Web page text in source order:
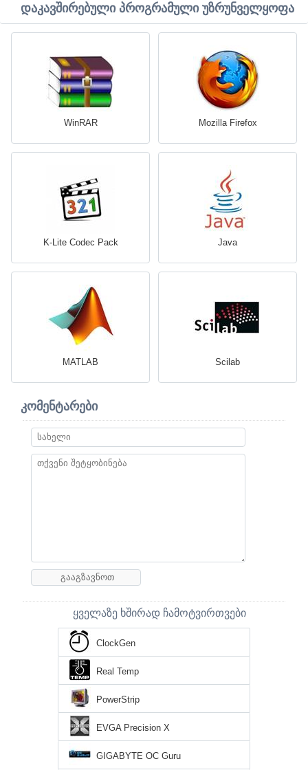
დაკავშირებული პროგრამული უზრუნველყოფა
WinRAR Mozilla Firefox
K-Lite Codec Pack Java
MATLAB Scilab
კომენტარები
ყველაზე ხშირად ჩამოტვირთვები
ClockGen
Real Temp
PowerStrip
EVGA Precision X
GIGABYTE OC Guru